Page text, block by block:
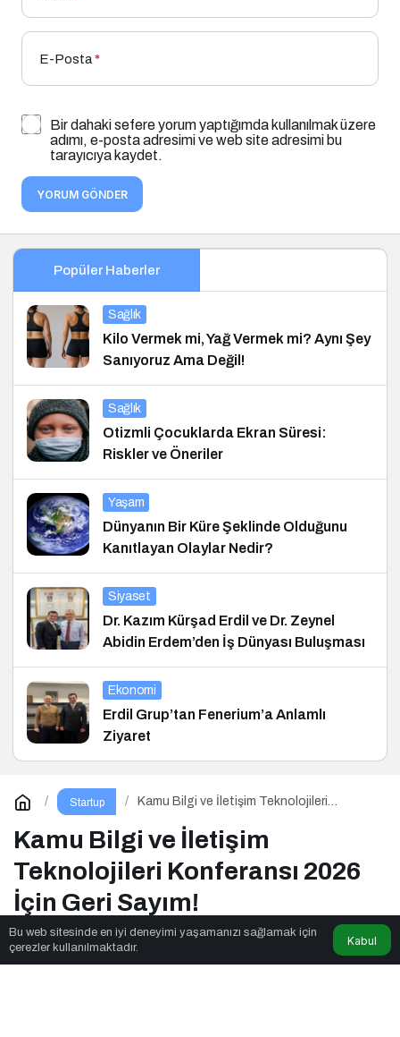
E-Posta*
Bir dahaki sefere yorum yaptığımda kullanılmak üzere
adımı, e-posta adresimi ve web site adresimi bu
tarayıcıya kaydet.
YORUM GÖNDER
Popüler Haberler
Sağlık
Kilo Vermek mi, Yağ Vermek mi? Aynı Şey
Sanıyoruz Ama Değil!
Sağlık
Otizmli Çocuklarda Ekran Süresi:
Riskler ve Öneriler
Yaşam
Dünyanın Bir Küre Şeklinde Olduğunu
Kanıtlayan Olaylar Nedir?
Siyaset
Dr. Kazım Kürşad Erdil ve Dr. Zeynel
Abidin Erdem’den İş Dünyası Buluşması
Ekonomi
Erdil Grup’tan Fenerium’a Anlamlı
Ziyaret
Startup
Kamu Bilgi ve İletişim Teknolojileri
Kamu Bilgi ve İletişim
Teknolojileri Konferansı 2026
İçin Geri Sayım!
Bu web sitesinde en iyi deneyimi yaşamanızı sağlamak için
çerezler kullanılmaktadır.
Kabul